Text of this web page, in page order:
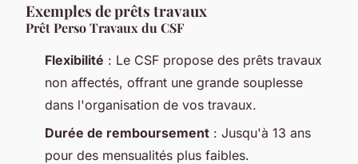
Exemples de prêts travaux
Prêt Perso Travaux du CSF
Flexibilité : Le CSF propose des prêts travaux
non affectés, offrant une grande souplesse
dans l'organisation de vos travaux.
Durée de remboursement : Jusqu'à 13 ans
pour des mensualités plus faibles.